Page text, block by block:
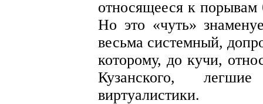
относящееся к порывам
Но это «чуть»
весьма системный,
которому, до кучи,
Кузанского,
виртуалистики.